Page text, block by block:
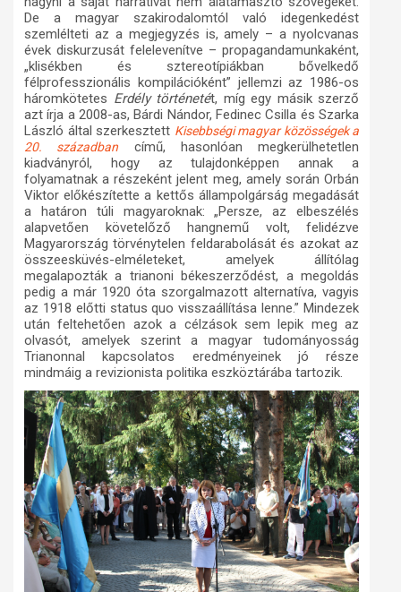
De a magyar szakirodalomtól való idegenkedést
szemlélteti az a megjegyzés is, amely – a nyolcvanas
évek diskurzusát felelevenítve – propagandamunkaként,
„klisékben és sztereotípiákban bővelkedő
félprofesszionális kompilációként” jellemzi az 1986-os
háromkötetes Erdély történetét, míg egy másik szerző
azt írja a 2008-as, Bárdi Nándor, Fedinec Csilla és Szarka
László által szerkesztett Kisebbségi magyar közösségek a
20. században című, hasonlóan megkerülhetetlen
kiadványról, hogy az tulajdonképpen annak a
folyamatnak a részeként jelent meg, amely során Orbán
Viktor előkészítette a kettős állampolgárság megadását
a határon túli magyaroknak: „Persze, az elbeszélés
alapvetően követelőző hangnemű volt, felidézve
Magyarország törvénytelen feldarabolását és azokat az
összeesküvés-elméleteket, amelyek állítólag
megalapozták a trianoni békeszerződést, a megoldás
pedig a már 1920 óta szorgalmazott alternatíva, vagyis
az 1918 előtti status quo visszaállítása lenne.” Mindezek
után feltehetően azok a célzások sem lepik meg az
olvasót, amelyek szerint a magyar tudományosság
Trianonnal kapcsolatos eredményeinek jó része
mindmáig a revizionista politika eszköztárába tartozik.